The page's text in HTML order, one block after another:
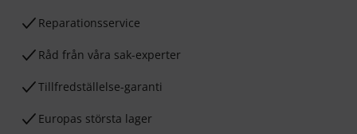
Reparationsservice
Råd från våra sak-experter
Tillfredställelse-garanti
Europas största lager